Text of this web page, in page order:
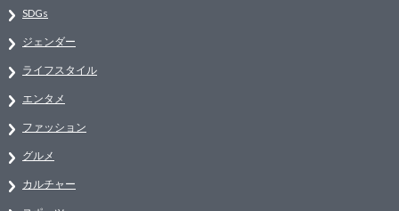
SDGs
ジェンダー
ライフスタイル
エンタメ
ファッション
グルメ
カルチャー